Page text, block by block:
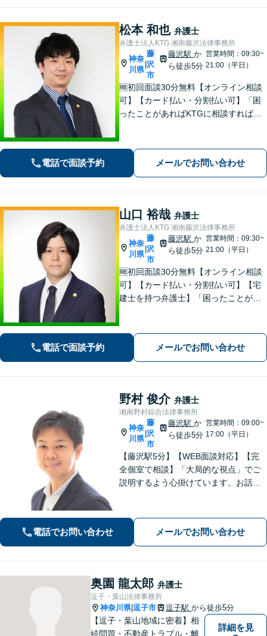
松本 和也 弁護士
弁護士法人KTG 湘南藤沢法律事務所
神奈
川県
|
藤
沢
市
藤沢駅か
ら徒歩5分
営業時間：09:30~
21:00（平日）
🆓初回面談30分無料【オンライン相談
可】【カード払い・分割払い可】「困
ったことがあればKTGに相談すれば安
お気軽にご相談ください。
電話で面談予約 メールでお問い合わせ
山口 裕哉 弁護士
弁護士法人KTG 湘南藤沢法律事務所
神奈
川県
|
藤
沢
市
藤沢駅か
ら徒歩5分
営業時間：09:30~
21:00（平日）
🆓初回面談30分無料【オンライン相談
可】【カード払い・分割払い可】【宅
建士を持つ弁護士】「困ったことがあ
ビスを提供しています。お気軽にご相
談ください。
電話で面談予約 メールでお問い合わせ
野村 俊介 弁護士
湘南野村綜合法律事務所
神奈
川県
|
藤
沢
市
藤沢駅か
ら徒歩5分
営業時間：09:00~
17:00（平日）
【藤沢駅5分】【WEB面談対応】【完
全個室で相談】「大局的な視点」でご
説明するよう心掛けています。お話を
般社団法人の代表者を経験した弁護
士」「AIを活用した効率的な契約書レ
ビュー」
電話でお問い合わせ メールでお問い合わせ
奥園 龍太郎 弁護士
逗子・葉山法律事務所
神奈川県|逗子市 逗子駅 から徒歩5分
【逗子・葉山地域に密着】相
続問題・不動産トラブル・離
詳細を見